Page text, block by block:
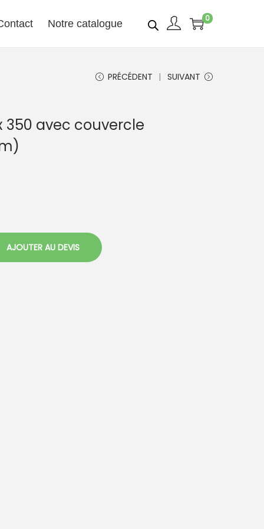
Notre catalogue 0
PRÉCÉDENT SUIVANT
350 avec couvercle
AJOUTER AU DEVIS